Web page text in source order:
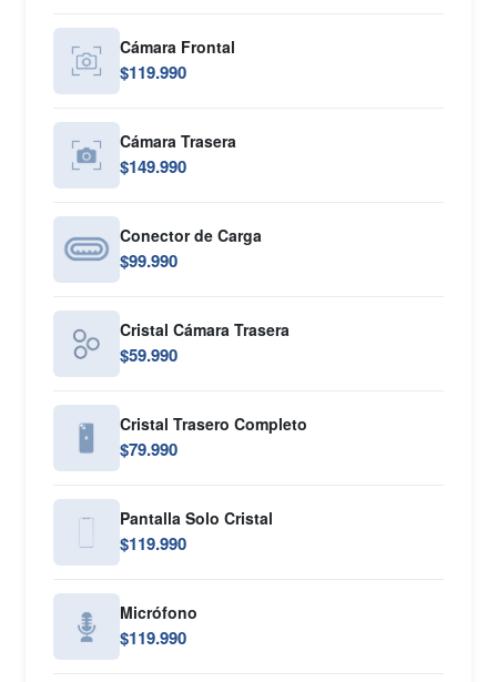
Cámara Frontal
$119.990
Cámara Trasera
$149.990
Conector de Carga
$99.990
Cristal Cámara Trasera
$59.990
Cristal Trasero Completo
$79.990
Pantalla Solo Cristal
$119.990
Micrófono
$119.990